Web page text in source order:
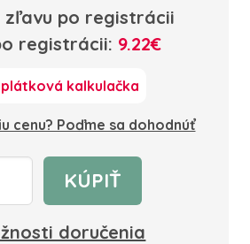
zľavu po registrácii
registrácii: 9.22€
kalkulačka
cenu? Poďme sa dohodnúť
KÚPIŤ
doručenia